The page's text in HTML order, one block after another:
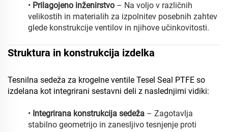
• Prilagojeno inženirstvo – Na voljo v različnih
velikostih in materialih za izpolnitev posebnih zahtev
glede konstrukcije ventilov in njihove učinkovitosti.
Struktura in konstrukcija izdelka
Tesnilna sedeža za krogelne ventile Tesel Seal PTFE so
izdelana kot integrirani sestavni deli z naslednjimi vidiki:
• Integrirana konstrukcija sedeža – Zagotavlja
stabilno geometrijo in zanesljivo tesnjenje proti